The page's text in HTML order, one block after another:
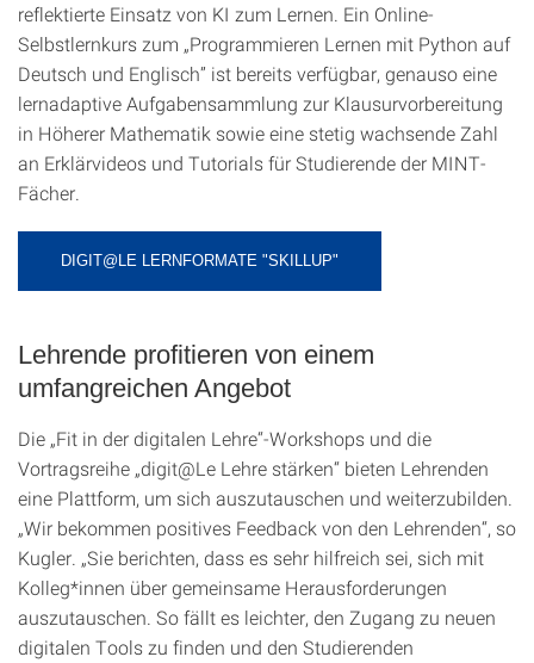
reflektierte Einsatz von KI zum Lernen. Ein Online-
Selbstlernkurs zum „Programmieren Lernen mit Python auf
Deutsch und Englisch” ist bereits verfügbar, genauso eine
lernadaptive Aufgabensammlung zur Klausurvorbereitung
in Höherer Mathematik sowie eine stetig wachsende Zahl
an Erklärvideos und Tutorials für Studierende der MINT-
Fächer.
DIGIT@LE LERNFORMATE "SKILLUP"
Lehrende profitieren von einem
umfangreichen Angebot
Die „Fit in der digitalen Lehre“-Workshops und die
Vortragsreihe „digit@Le Lehre stärken“ bieten Lehrenden
eine Plattform, um sich auszutauschen und weiterzubilden.
„Wir bekommen positives Feedback von den Lehrenden“, so
Kugler. „Sie berichten, dass es sehr hilfreich sei, sich mit
Kolleg*innen über gemeinsame Herausforderungen
auszutauschen. So fällt es leichter, den Zugang zu neuen
digitalen Tools zu finden und den Studierenden